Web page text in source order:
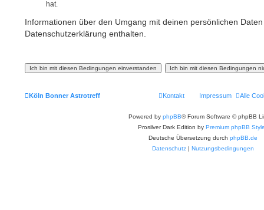
hat.
Informationen über den Umgang mit deinen persönlichen
Datenschutzerklärung enthalten.
Köln Bonner Astrotreff Alle
Impressum
Kontakt
Powered by phpBB® Forum Software © phpBB
Prosilver Dark Edition by Premium phpBB
Deutsche Übersetzung durch phpBB.de
Datenschutz | Nutzungsbedingungen